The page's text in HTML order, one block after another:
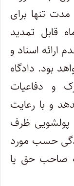
تنها برای
قابل تمدید
اسناد و
بود. دادگاه
و دفاعیات
و با رعایت
پولشویی ظرف
حسب مورد
صاحب حق یا